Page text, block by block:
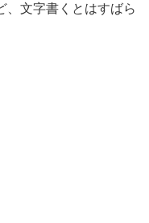
文字書くとはすばら